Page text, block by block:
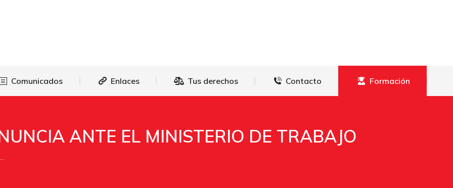
Comunicados Enlaces Tus derechos Contacto Formación
ANTE EL MINISTERIO DE TRABAJO